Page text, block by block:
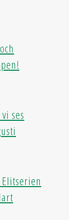
ses